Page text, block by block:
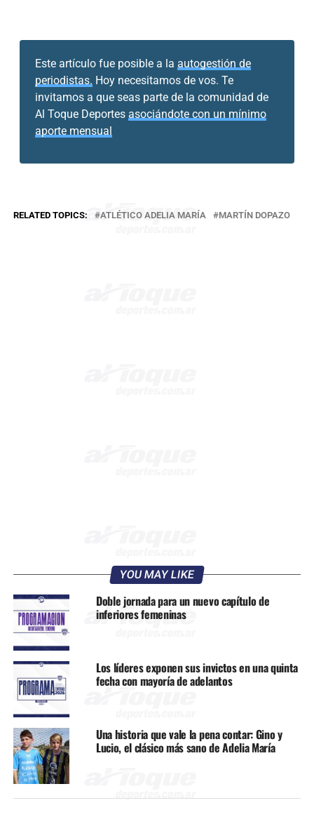
Este artículo fue posible a la autogestión de
periodistas. Hoy necesitamos de vos. Te
invitamos a que seas parte de la comunidad de
Al Toque Deportes asociándote con un mínimo
aporte mensual
RELATED TOPICS: ATLÉTICO ADELIA MARÍA MARTÍN DOPAZO
YOU MAY LIKE
Doble jornada para un nuevo capítulo de
inferiores femeninas
Los líderes exponen sus invictos en una quinta
fecha con mayoría de adelantos
Una historia que vale la pena contar: Gino y
Lucio, el clásico más sano de Adelia María